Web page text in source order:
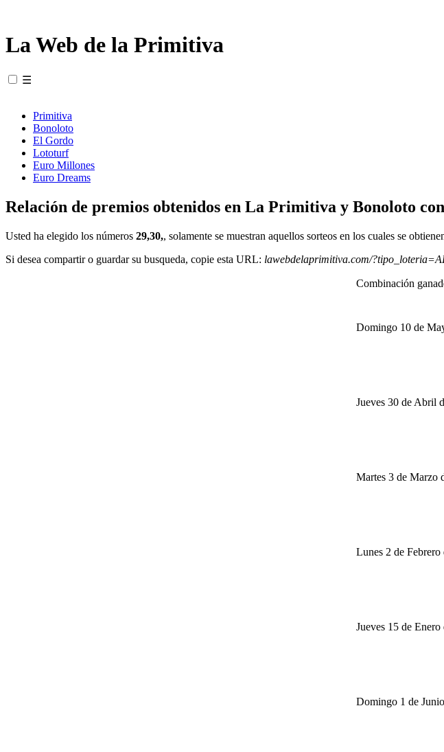
La Web de la Primitiva
☰
Primitiva
Bonoloto
El Gordo
Lototurf
Euro Millones
Euro Dreams
Relación de premios obtenidos en La Primitiva y Bonoloto
Usted ha elegido los números 29,30,, solamente se muestran aquellos sorteos en los cuales se
Si desea compartir o guardar su busqueda, copie esta URL: lawebdelaprimitiva.com/
Combinación
Domingo 10 de
Jueves 30 de Abril
Martes 3 de Marzo
Lunes 2 de Febrero
Jueves 15 de Enero
Domingo 1 de